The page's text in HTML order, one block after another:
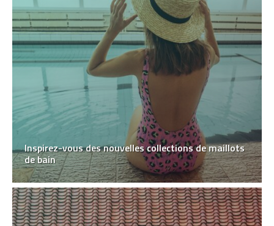
Inspirez-vous des nouvelles collections de maillots
de bain